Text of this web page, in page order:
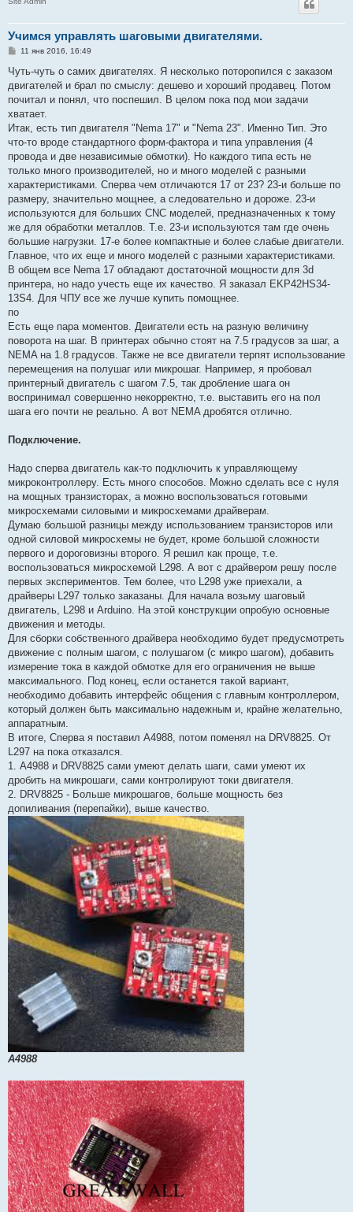
Учимся управлять шаговыми двигателями.
С
о
б
щ
е
и
е
11 янв 2016, 16:49
Чуть-чуть о самих двигателях. Я несколько поторопился с заказом
двигателей и брал по смыслу: дешево и хороший продавец. Потом
почитал и понял, что поспешил. В целом пока под мои задачи
хватает.
Итак, есть тип двигателя "Nema 17" и "Nema 23". Именно Тип. Это
что-то вроде стандартного форм-фактора и типа управления (4
провода и две независимые обмотки). Но каждого типа есть не
только много производителей, но и много моделей с разными
характеристиками. Сперва чем отличаются 17 от 23? 23-и больше по
размеру, значительно мощнее, а следовательно и дороже. 23-и
используются для больших CNC моделей, предназначенных к тому
же для обработки металлов. Т.е. 23-и используются там где очень
большие нагрузки. 17-е более компактные и более слабые двигатели.
Главное, что их еще и много моделей с разными характеристиками.
В общем все Nema 17 обладают достаточной мощности для 3d
принтера, но надо учесть еще их качество. Я заказал EKP42HS34-
13S4. Для ЧПУ все же лучше купить помощнее.
по
Есть еще пара моментов. Двигатели есть на разную величину
поворота на шаг. В принтерах обычно стоят на 7.5 градусов за шаг, а
NEMA на 1.8 градусов. Также не все двигатели терпят использование
перемещения на полушаг или микрошаг. Например, я пробовал
принтерный двигатель с шагом 7.5, так дробление шага он
воспринимал совершенно некорректно, т.е. выставить его на пол
шага его почти не реально. А вот NEMA дробятся отлично.
Подключение.
Надо сперва двигатель как-то подключить к управляющему
микроконтроллеру. Есть много способов. Можно сделать все с нуля
на мощных транзисторах, а можно воспользоваться готовыми
микросхемами силовыми и микросхемами драйверам.
Думаю большой разницы между использованием транзисторов или
одной силовой микросхемы не будет, кроме большой сложности
первого и дороговизны второго. Я решил как проще, т.е.
воспользоваться микросхемой L298. А вот с драйвером решу после
первых экспериментов. Тем более, что L298 уже приехали, а
драйверы L297 только заказаны. Для начала возьму шаговый
двигатель, L298 и Arduino. На этой конструкции опробую основные
движения и методы.
Для сборки собственного драйвера необходимо будет предусмотреть
движение с полным шагом, с полушагом (с микро шагом), добавить
измерение тока в каждой обмотке для его ограничения не выше
максимального. Под конец, если останется такой вариант,
необходимо добавить интерфейс общения с главным контроллером,
который должен быть максимально надежным и, крайне желательно,
аппаратным.
В итоге, Сперва я поставил A4988, потом поменял на DRV8825. От
L297 на пока отказался.
1. A4988 и DRV8825 сами умеют делать шаги, сами умеют их
дробить на микрошаги, сами контролируют токи двигателя.
2. DRV8825 - Больше микрошагов, больше мощность без
допиливания (перепайки), выше качество.
A4988